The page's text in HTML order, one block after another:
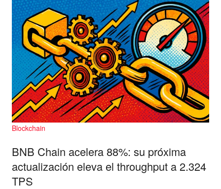
Blockchain
BNB Chain acelera 88%: su próxima
actualización eleva el throughput a 2.324
TPS